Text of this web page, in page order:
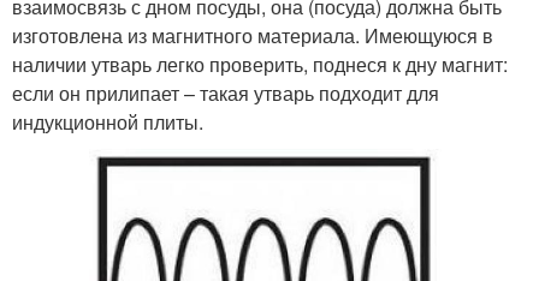
взаимосвязь с дном посуды, она (посуда) должна быть
изготовлена из магнитного материала. Имеющуюся в
наличии утварь легко проверить, поднеся к дну магнит:
если он прилипает – такая утварь подходит для
индукционной плиты.